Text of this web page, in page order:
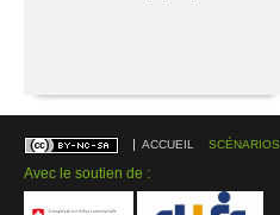
ACCUEIL SCÉNARIOS
Avec le soutien de :